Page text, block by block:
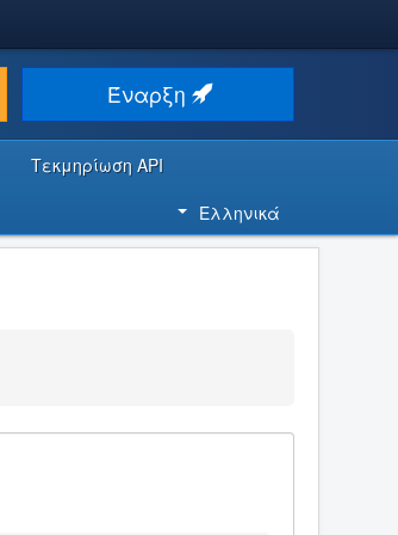
Έναρξη
Τεκμηρίωση API
Ελληνικά